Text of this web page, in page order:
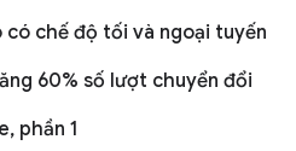
có chế độ tối và ngoại tuyến
60% số lượt chuyển đổi
phần 1